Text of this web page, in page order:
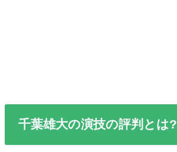
千葉雄大の演技の評判とは?